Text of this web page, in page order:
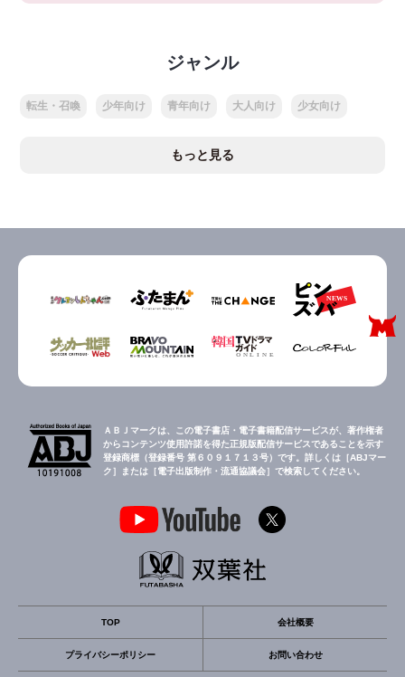
ジャンル
転生・召喚 少年向け 青年向け 大人向け 少女向け
もっと見る
ＡＢＪマークは、この電子書店・電子書籍配信サービスが、著作権者
からコンテンツ使用許諾を得た正規版配信サービスであることを示す
登録商標（登録番号 第６０９１７１３号）です。詳しくは［ABJマー
ク］または［電子出版制作・流通協議会］で検索してください。
TOP 会社概要
プライバシーポリシー お問い合わせ